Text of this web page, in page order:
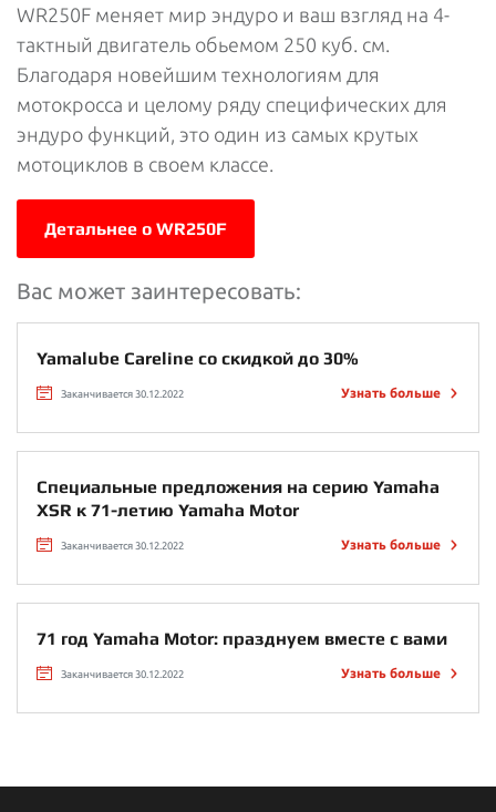
WR250F меняет мир эндуро и ваш взгляд на 4-
тактный двигатель обьемом 250 куб. см.
Благодаря новейшим технологиям для
мотокросса и целому ряду специфических для
эндуро функций, это один из самых крутых
мотоциклов в своем классе.
Детальнее о WR250F
Вас может заинтересовать:
Yamalube Careline со скидкой до 30%
Заканчивается 30.12.2022 Узнать больше
Специальные предложения на серию Yamaha
XSR к 71-летию Yamaha Motor
Заканчивается 30.12.2022 Узнать больше
71 год Yamaha Motor: празднуем вместе с вами
Заканчивается 30.12.2022 Узнать больше